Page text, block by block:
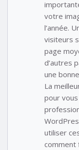
votre
l’année.
visiteurs
page
d’autres
une
La
pour
utiliser
comment